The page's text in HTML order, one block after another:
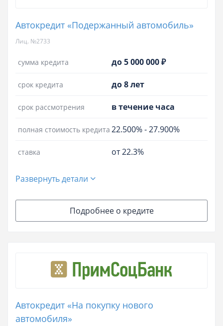
Автокредит «Подержанный автомобиль»
Лиц. №2733
сумма кредита до 5 000 000 ₽
срок кредита до 8 лет
срок рассмотрения в течение часа
полная стоимость кредита 22.500%-27.900%
ставка от 22.3%
Развернуть детали
Подробнее о кредите
Автокредит «На покупку нового
автомобиля»